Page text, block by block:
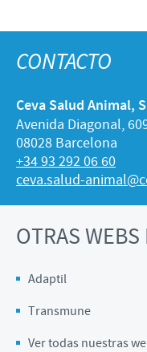
CONTACTO
Ceva Salud Animal,
Avenida Diagonal,
08028 Barcelona
+34 93 292 06 60
ceva.salud-
OTRAS WEBS
Adaptil
Transmune
Ver todas nuestras